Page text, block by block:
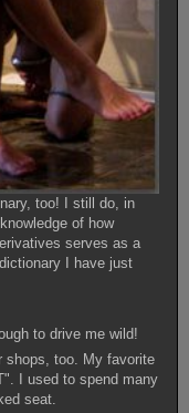
too! I still do, in
of how
serves as a
I have just
to drive me wild!
shops, too. My favorite
I used to spend many
seat.